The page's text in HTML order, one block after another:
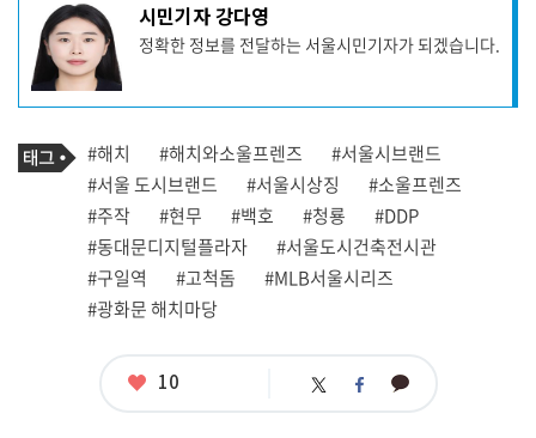
사
작
성
자
프
필
시민기자 강다영
정확한 정보를 전달하는 서울시민기자가 되겠습니다.
기
사
관
련
태
그
태
그
#해치 #해치와소울프렌즈
#서울시브랜드
#서울 도시브랜드
#서울시상징
#소울프렌즈
#주작
#현무 #백호 #청룡
#DDP
#동대문디지털플라자
#서울도시건축전시관
#구일역
#고척돔
#MLB서울시리즈
#광화문 해치마당
좋
10 트 페 카